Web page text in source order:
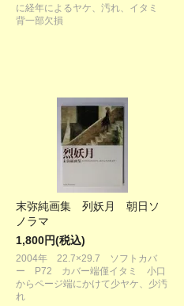
に経年によるヤケ、汚れ、イタミ
背一部欠損
末弥純画集 列妖月 朝日ソ
ノラマ
1,800円(税込)
2004年 22.7×29.7 ソフトカバ
ー P72 カバー端僅イタミ 小口
からページ端にかけて少ヤケ、少汚
れ